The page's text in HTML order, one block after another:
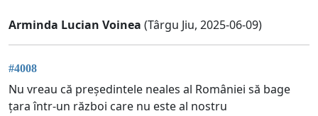
Arminda Lucian Voinea (Târgu Jiu, 2025-06-09)
#4008
Nu vreau că președintele neales al României să bage
țara într-un război care nu este al nostru